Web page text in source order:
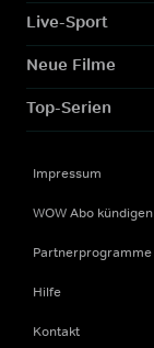
Live-Sport
Neue Filme
Top-Serien
Impressum
WOW Abo kündigen
Partnerprogramme
Hilfe
Kontakt